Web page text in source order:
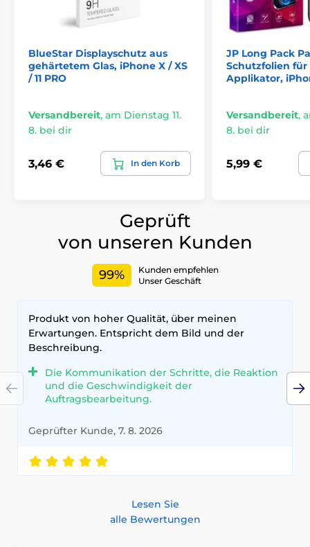
Perfekte Transparenz
Beeinträchtigt nicht die Touchfunktion
Einfache Installation
1x Hofi Privacy Glass Pro+
1x Installationsset
Gehärtetes Glas für das iPhone 11 Pro
Gehärtetes Glas für das iPhone X, XS
BlueStar Displayschutz aus
gehärtetem Glas, iPhone X / XS
/ 11 PRO
Versandbereit, am Dienstag 11.
8. bei dir
3,46 € In den Korb
JP Long Pack
Schutzfolien für
Applikator,
Versandbereit,
8. bei dir
5,99 €
Geprüft
von unseren Kunden
99%
Kunden empfehlen
Unser Geschäft
Produkt von hoher Qualität, über meinen
Erwartungen. Entspricht dem Bild und der
Beschreibung.
Die Kommunikation der Schritte, die Reaktion
und die Geschwindigkeit der
Auftragsbearbeitung.
Geprüfter Kunde, 7. 8. 2026
Lesen Sie
alle Bewertungen